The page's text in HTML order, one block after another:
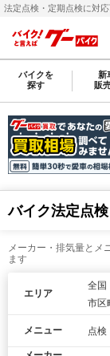
バイクを
探す
新
販
バイク法定点
メーカー・排気量とメ
ます
エリア
全国
市区
メニュー 点検